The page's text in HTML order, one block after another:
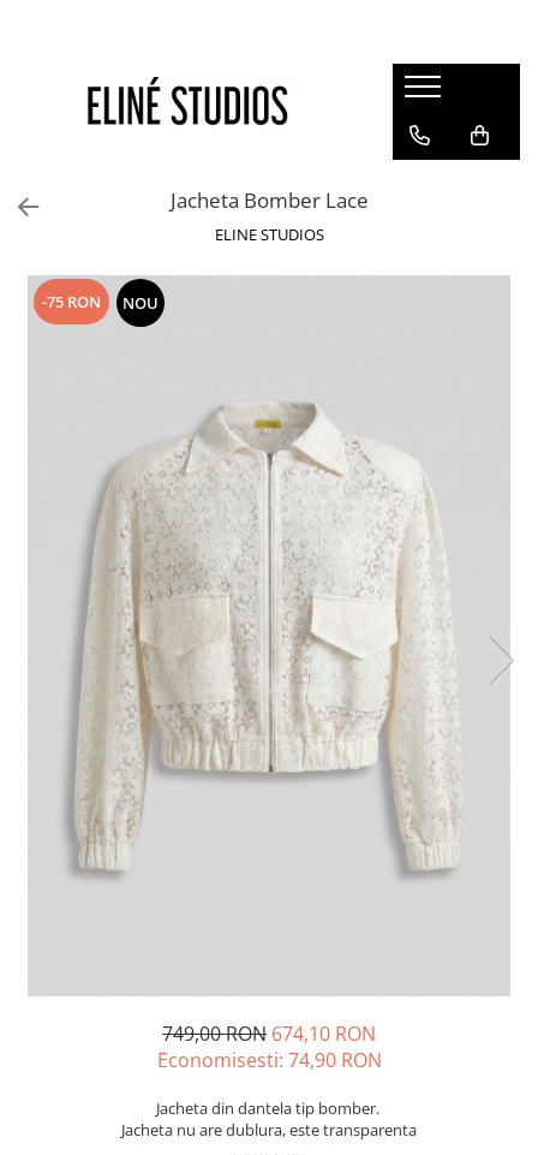
Best Sellers
Rochii
Pantaloni
Fuste
Costume Baie
Lichidare de stoc
Jacheta Bomber Lace
ELINE STUDIOS
-75 RON NOU
749,00 RON 674,10 RON
Economisesti: 74,90 RON
Jacheta din dantela tip bomber.
Jacheta nu are dublura, este transparenta